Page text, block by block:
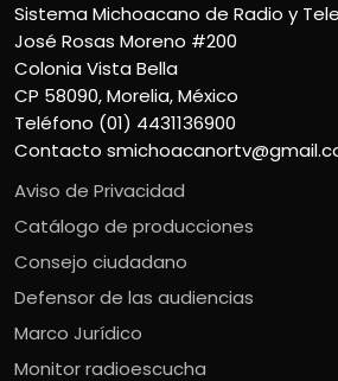
Sistema Michoacano de Radio y
José Rosas Moreno #200
Colonia Vista Bella
CP 58090, Morelia, México
Teléfono (01) 4431136900
Contacto
Aviso de Privacidad
Catálogo de producciones
Consejo ciudadano
Defensor de las audiencias
Marco Jurídico
Monitor radioescucha